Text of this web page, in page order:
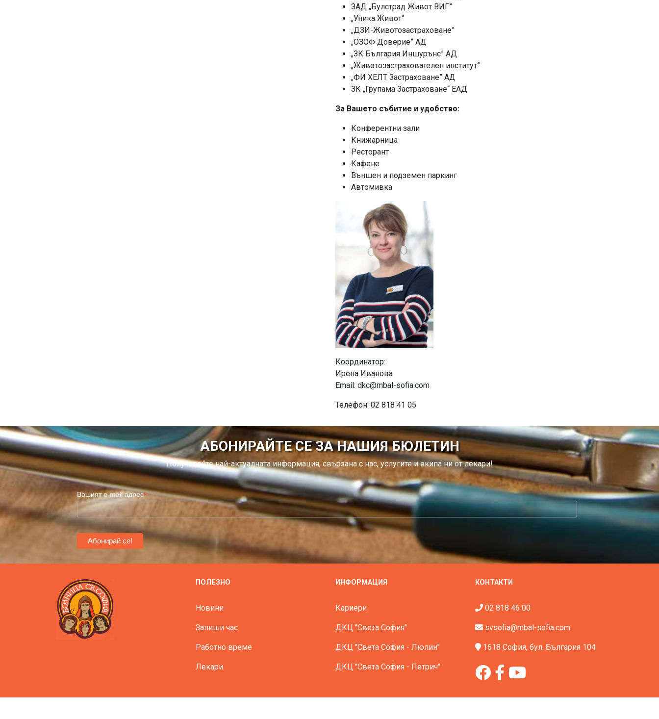
ЗАД „Булстрад Живот ВИГ”
„Уника Живот”
„ДЗИ-Животозастраховане”
„ОЗОФ Доверие” АД
„ЗК България Иншурънс” АД
„Животозастрахователен институт”
„ФИ ХЕЛТ Застраховане” АД
ЗК „Групама Застраховане“ ЕАД
За Вашето събитие и удобство:
Конферентни зали
Книжарница
Ресторант
Кафене
Външен и подземен паркинг
Автомивка
Координатор:
Ирена Иванова
Email: dkc@mbal-sofia.com
Телефон: 02 818 41 05
АБОНИРАЙТЕ СЕ ЗА НАШИЯ БЮЛЕТИН
Получавайте най-актуалната информация, свързана с нас, услугите и екипа ни от лекари!
Вашият e-mail адрес*
ПОЛЕЗНО
Новини
Запиши час
Работно време
Лекари
ИНФОРМАЦИЯ
Кариери
ДКЦ "Света София"
ДКЦ "Света София - Люлин"
ДКЦ "Света София - Петрич"
КОНТАКТИ
02 818 46 00
svsofia@mbal-sofia.com
1618 София, бул. България 104